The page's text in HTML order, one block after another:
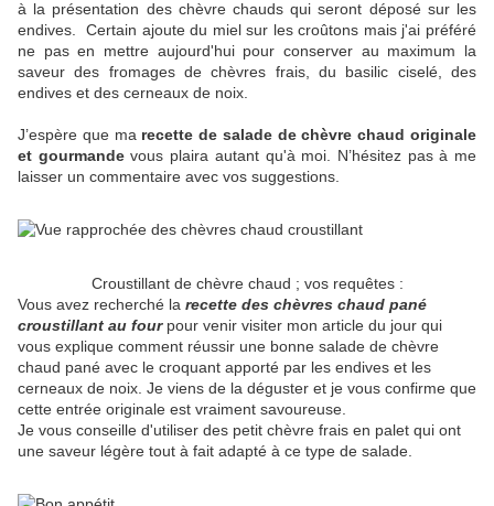
à la présentation des chèvre chauds qui seront déposé sur les
endives. Certain ajoute du miel sur les croûtons mais j'ai préféré
ne pas en mettre aujourd'hui pour conserver au maximum la
saveur des fromages de chèvres frais, du basilic ciselé, des
endives et des cerneaux de noix.
J’espère que ma recette de salade de chèvre chaud originale
et gourmandevous plaira autant qu'à moi. N’hésitez pas à me
laisser un commentaire avec vos suggestions.
Croustillant de chèvre chaud ; vos requêtes :
Vous avez recherché la recette des chèvres chaud pané
croustillant au fourpour venir visiter mon article du jour qui
vous explique comment réussir une bonne salade de chèvre
chaud pané avec le croquant apporté par les endives et les
cerneaux de noix. Je viens de la déguster et je vous confirme que
cette entrée originale est vraiment savoureuse.
Je vous conseille d'utiliser des petit chèvre frais en palet qui ont
une saveur légère tout à fait adapté à ce type de salade.